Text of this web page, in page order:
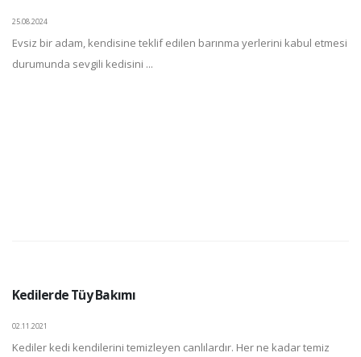
25.08.2024
Evsiz bir adam, kendisine teklif edilen barınma yerlerini kabul etmesi
durumunda sevgili kedisini ...
Kedilerde Tüy Bakımı
02.11.2021
Kediler kedi kendilerini temizleyen canlılardır. Her ne kadar temiz